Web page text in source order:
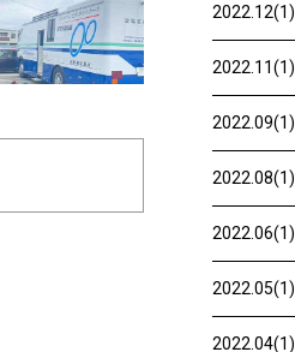
2022.12(1)
2022.11(1)
2022.09(1)
2022.08(1)
2022.06(1)
2022.05(1)
2022.04(1)